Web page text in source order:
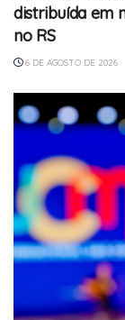
distribuída em
no RS
6 DE AGOSTO DE 2026